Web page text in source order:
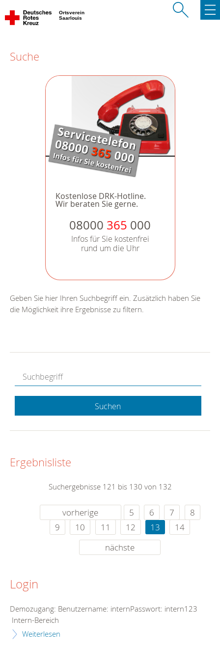
Ortsverein
Saarlouis
Suche
Kostenlose DRK-Hotline.
Wir beraten Sie gerne.
08000 365 000
Infos für Sie kostenfrei
rund um die Uhr
Geben Sie hier Ihren Suchbegriff ein. Zusätzlich haben Sie
die Möglichkeit ihre Ergebnisse zu filtern.
Suchen
Ergebnisliste
Suchergebnisse 121 bis 130 von 132
vorherige 5 6 7
8
9
10 11 12 13
14
nächste
Login
Demozugang: Benutzername: internPasswort: intern123
Intern-Bereich
Weiterlesen